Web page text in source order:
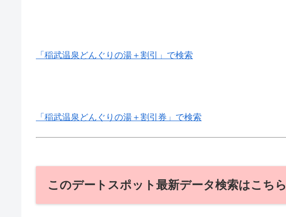
「稲武温泉どんぐりの湯＋割引」で検索
「稲武温泉どんぐりの湯＋割引券」で検索
このデートスポット最新データ検索はこちら